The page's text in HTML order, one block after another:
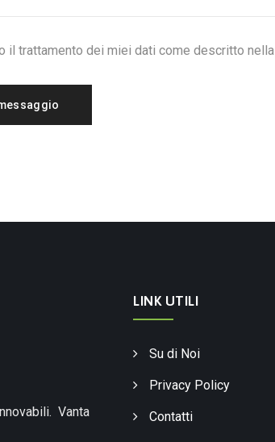
il trattamento dei miei dati come descritto nella
Vanta
LINK UTILI
Su di Noi
Privacy Policy
Contatti